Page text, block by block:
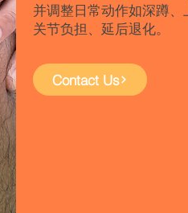
并调整日常动作如深蹲
关节负担、延后退化。
Contact Us